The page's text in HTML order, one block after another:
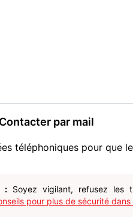
Contacter par mail
téléphoniques pour que
: Soyez vigilant, refusez les
pour plus de sécurité